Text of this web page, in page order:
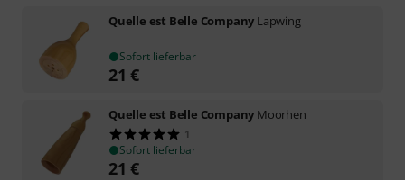
Quelle est Belle Company Lapwing
Sofort lieferbar
21 €
Quelle est Belle Company Moorhen
1
Sofort lieferbar
21 €